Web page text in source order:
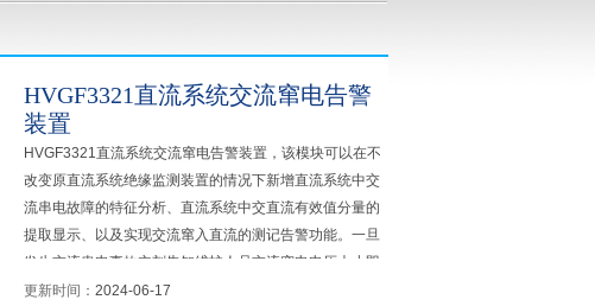
HVGF3321直流系统交流窜电告警
装置
HVGF3321直流系统交流窜电告警装置，该模块可以在不
改变原直流系统绝缘监测装置的情况下新增直流系统中交
流串电故障的特征分析、直流系统中交直流有效值分量的
提取显示、以及实现交流窜入直流的测记告警功能。一旦
发生交流串电事故立刻告知维护人员交流窜电电压大小即
发生窜电的回路。为直流系统交流窜电故障提供了快速有
更新时间：2024-06-17